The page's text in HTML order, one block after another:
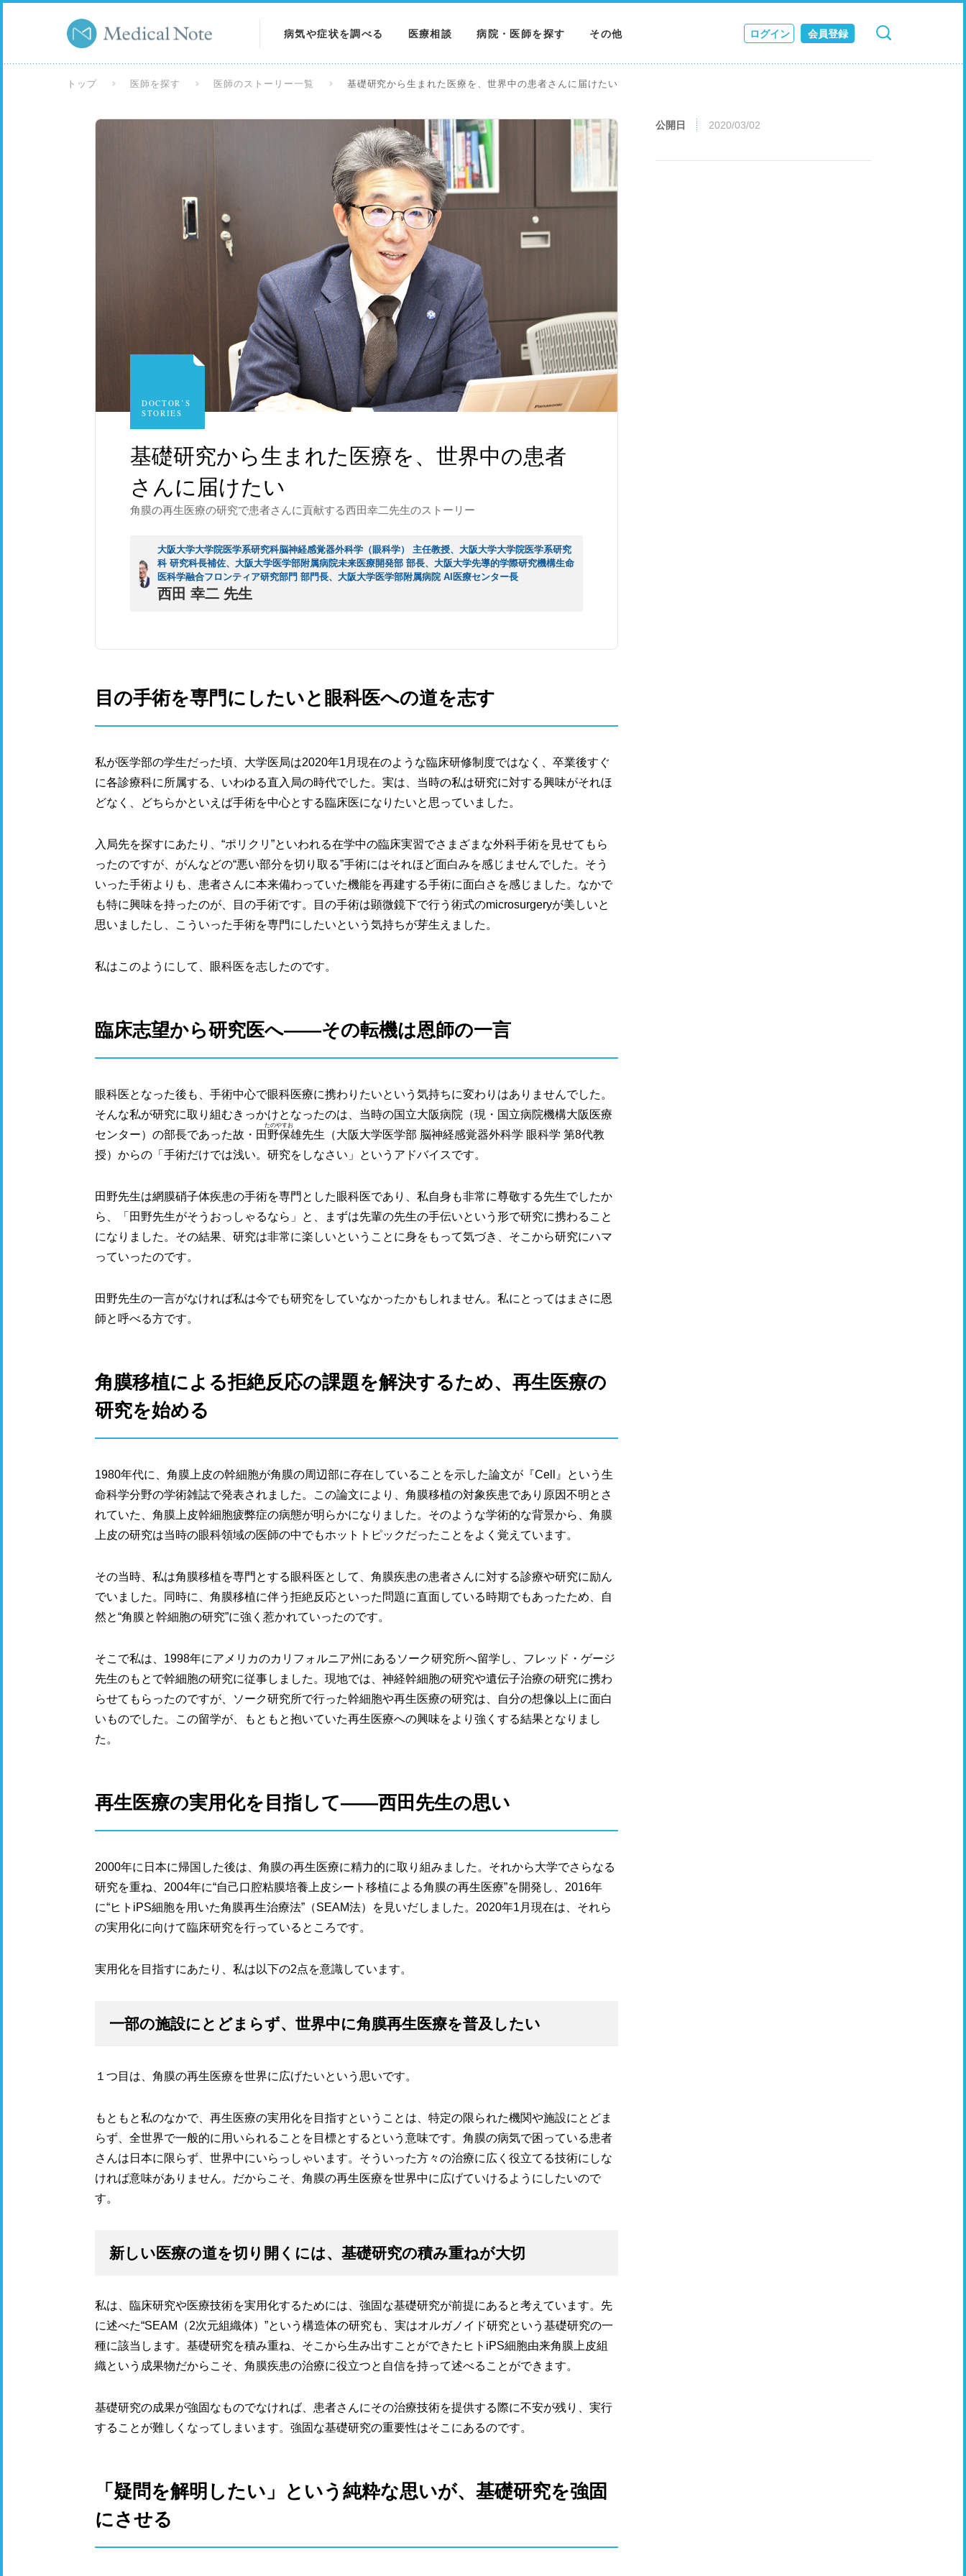
病気や症状を調べる
検査を調べる
医療相談 病院・医師を探す その他 ログイン 会員登録
検索 キャンセル
トップ 医師を探す 医師のストーリー一覧 基礎研究から生まれた医療を、世界中の患者さんに届けたい
DOCTOR’S
STORIES
基礎研究から生まれた医療を、世界中の患者
さんに届けたい
角膜の再生医療の研究で患者さんに貢献する西田幸二先生のストーリー
大阪大学大学院医学系研究科脳神経感覚器外科学（眼科学） 主任教授、大阪大学大学院医学系研究
科 研究科長補佐、大阪大学医学部附属病院未来医療開発部 部長、大阪大学先導的学際研究機構生命
医科学融合フロンティア研究部門 部門長、大阪大学医学部附属病院 AI医療センター長
西田 幸二 先生
目の手術を専門にしたいと眼科医への道を志す
私が医学部の学生だった頃、大学医局は2020年1月現在のような臨床研修制度ではなく、卒業後すぐ
に各診療科に所属する、いわゆる直入局の時代でした。実は、当時の私は研究に対する興味がそれほ
どなく、どちらかといえば手術を中心とする臨床医になりたいと思っていました。
入局先を探すにあたり、“ポリクリ”といわれる在学中の臨床実習でさまざまな外科手術を見せてもら
ったのですが、がんなどの“悪い部分を切り取る”手術にはそれほど面白みを感じませんでした。そう
いった手術よりも、患者さんに本来備わっていた機能を再建する手術に面白さを感じました。なかで
も特に興味を持ったのが、目の手術です。目の手術は顕微鏡下で行う術式のmicrosurgeryが美しいと
思いましたし、こういった手術を専門にしたいという気持ちが芽生えました。
私はこのようにして、眼科医を志したのです。
臨床志望から研究医へ――​​その転機は恩師の一言
眼科医となった後も、手術中心で眼科医療に携わりたいという気持ちに変わりはありませんでした。
そんな私が研究に取り組むきっかけとなったのは、当時の国立大阪病院（現・国立病院機構大阪医療
センター）の部長であった故・ 田野保雄
たのやすお
先生（大阪大学医学部 脳神経感覚器外科学 眼科学 第8代教
授）からの「手術だけでは浅い。研究をしなさい」というアドバイスです。
田野先生は網膜硝子体疾患の手術を専門とした眼科医であり、私自身も非常に尊敬する先生でしたか
ら、「田野先生がそうおっしゃるなら」と、まずは先輩の先生の手伝いという形で研究に携わること
になりました。その結果、研究は非常に楽しいということに身をもって気づき、そこから研究にハマ
っていったのです。
田野先生の一言がなければ私は今でも研究をしていなかったかもしれません。私にとってはまさに恩
師と呼べる方です。
角膜移植による拒絶反応の課題を解決するため、再生医療の
研究を始める
1980年代に、角膜上皮の幹細胞が角膜の周辺部に存在していることを示した論文が『Cell』という生
命科学分野の学術雑誌で発表されました。この論文により、角膜移植の対象疾患であり原因不明とさ
れていた、角膜上皮幹細胞疲弊症の病態が明らかになりました。そのような学術的な背景から、角膜
上皮の研究は当時の眼科領域の医師の中でもホットトピックだったことをよく覚えています。
その当時、私は角膜移植を専門とする眼科医として、角膜疾患の患者さんに対する診療や研究に励ん
でいました。同時に、角膜移植に伴う拒絶反応といった問題に直面している時期でもあったため、自
然と“角膜と幹細胞の研究”に強く惹かれていったのです。
そこで私は、1998年にアメリカのカリフォルニア州にあるソーク研究所へ留学し、フレッド・ゲージ
先生のもとで幹細胞の研究に従事しました。現地では、神経幹細胞の研究や遺伝子治療の研究に携わ
らせてもらったのですが、ソーク研究所で行った幹細胞や再生医療の研究は、自分の想像以上に面白
いものでした。この留学が、もともと抱いていた再生医療への興味をより強くする結果となりまし
た。
再生医療の実用化を目指して――​​西田先生の思い
2000年に日本に帰国した後は、角膜の再生医療に精力的に取り組みました。それから大学でさらなる
研究を重ね、2004年に“自己口腔粘膜培養上皮シート移植による角膜の再生医療”を開発し、2016年
に“ヒトiPS細胞を用いた角膜再生治療法”（SEAM法）を見いだしました。2020年1月現在は、それら
の実用化に向けて臨床研究を行っているところです。
実用化を目指すにあたり、私は以下の2点を意識しています。
一部の施設にとどまらず、世界中に角膜再生医療を普及したい
１つ目は、角膜の再生医療を世界に広げたいという思いです。
もともと私のなかで、再生医療の実用化を目指すということは、特定の限られた機関や施設にとどま
らず、全世界で一般的に用いられることを目標とするという意味です。角膜の病気で困っている患者
さんは日本に限らず、世界中にいらっしゃいます。そういった方々の治療に広く役立てる技術にしな
ければ意味がありません。だからこそ、角膜の再生医療を世界中に広げていけるようにしたいので
す。
新しい医療の道を切り開くには、基礎研究の積み重ねが大切
私は、臨床研究や医療技術を実用化するためには、強固な基礎研究が前提にあると考えています。先
に述べた“SEAМ（2次元組織体）”という構造体の研究も、実はオルガノイド研究という基礎研究の一
種に該当します。基礎研究を積み重ね、そこから生み出すことができたヒトiPS細胞由来角膜上皮組
織という成果物だからこそ、角膜疾患の治療に役立つと自信を持って述べることができます。
基礎研究の成果が強固なものでなければ、患者さんにその治療技術を提供する際に不安が残り、実行
することが難しくなってしまいます。強固な基礎研究の重要性はそこにあるのです。
「疑問を解明したい」という純粋な思いが、基礎研究を強固
にさせる
公開日 2020/03/02